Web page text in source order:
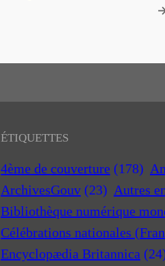
ÉTIQUETTES
4ème de couverture (178)
ArchivesGouv (23) Autres
Bibliothèque numérique
Célébrations nationales
Encyclopædia Britannica